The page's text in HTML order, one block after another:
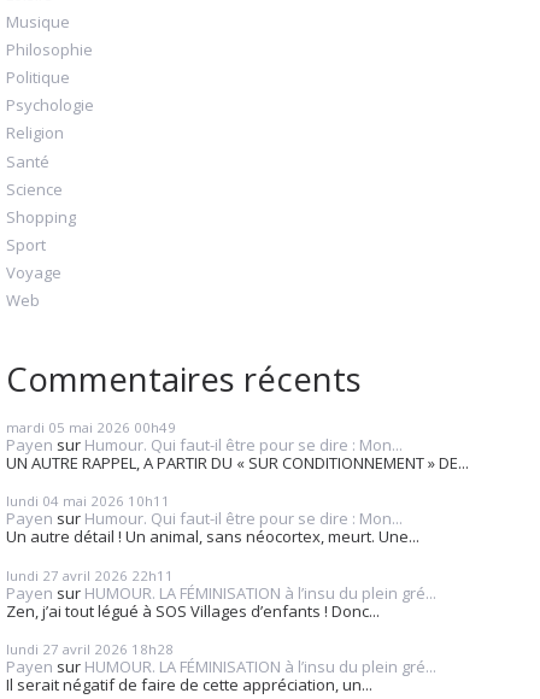
Musique
Philosophie
Politique
Psychologie
Religion
Santé
Science
Shopping
Sport
Voyage
Web
Commentaires récents
mardi 05 mai 2026 00h49
Payen sur Humour. Qui faut-il être pour se dire : Mon...
UN AUTRE RAPPEL, A PARTIR DU « SUR CONDITIONNEMENT » DE...
lundi 04 mai 2026 10h11
Payen sur Humour. Qui faut-il être pour se dire : Mon...
Un autre détail ! Un animal, sans néocortex, meurt. Une...
lundi 27 avril 2026 22h11
Payen sur HUMOUR. LA FÉMINISATION à l’insu du plein gré...
Zen, j’ai tout légué à SOS Villages d’enfants ! Donc...
lundi 27 avril 2026 18h28
Payen sur HUMOUR. LA FÉMINISATION à l’insu du plein gré...
Il serait négatif de faire de cette appréciation, un...